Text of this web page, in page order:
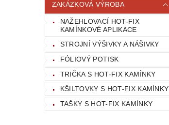
ZAKÁZKOVÁ VÝROBA
NAŽEHLOVACÍ HOT-FIX
KAMÍNKOVÉ APLIKACE
STROJNÍ VÝŠIVKY A NÁŠIVKY
FÓLIOVÝ POTISK
TRIČKA S HOT-FIX KAMÍNKY
KŠILTOVKY S HOT-FIX KAMÍNKY
TAŠKY S HOT-FIX KAMÍNKY